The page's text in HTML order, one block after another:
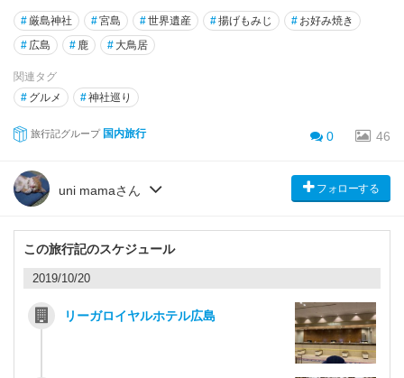
# 厳島神社 #宮島 #世界遺産 #揚げもみじ # お好み焼き
# 広島 # 鹿 # 大鳥居
関連タグ
# グルメ #神社巡り
旅行記グループ 国内旅行 0 46
uni mamaさん フォローする
この旅行記のスケジュール
2019/10/20
リーガロイヤルホテル広島